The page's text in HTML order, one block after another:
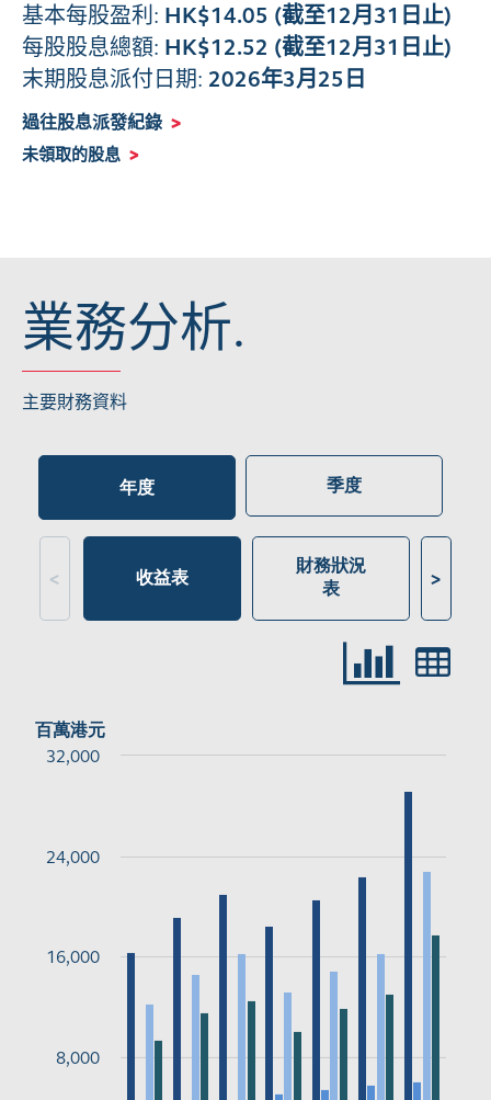
基本每股盈利: HK$14.05 (截至12月31日止)
每股股息總額: HK$12.52 (截至12月31日止)
末期股息派付日期: 2026年3月25日
過往股息派發紀錄 >
未領取的股息 >
業務分析.
主要財務資料